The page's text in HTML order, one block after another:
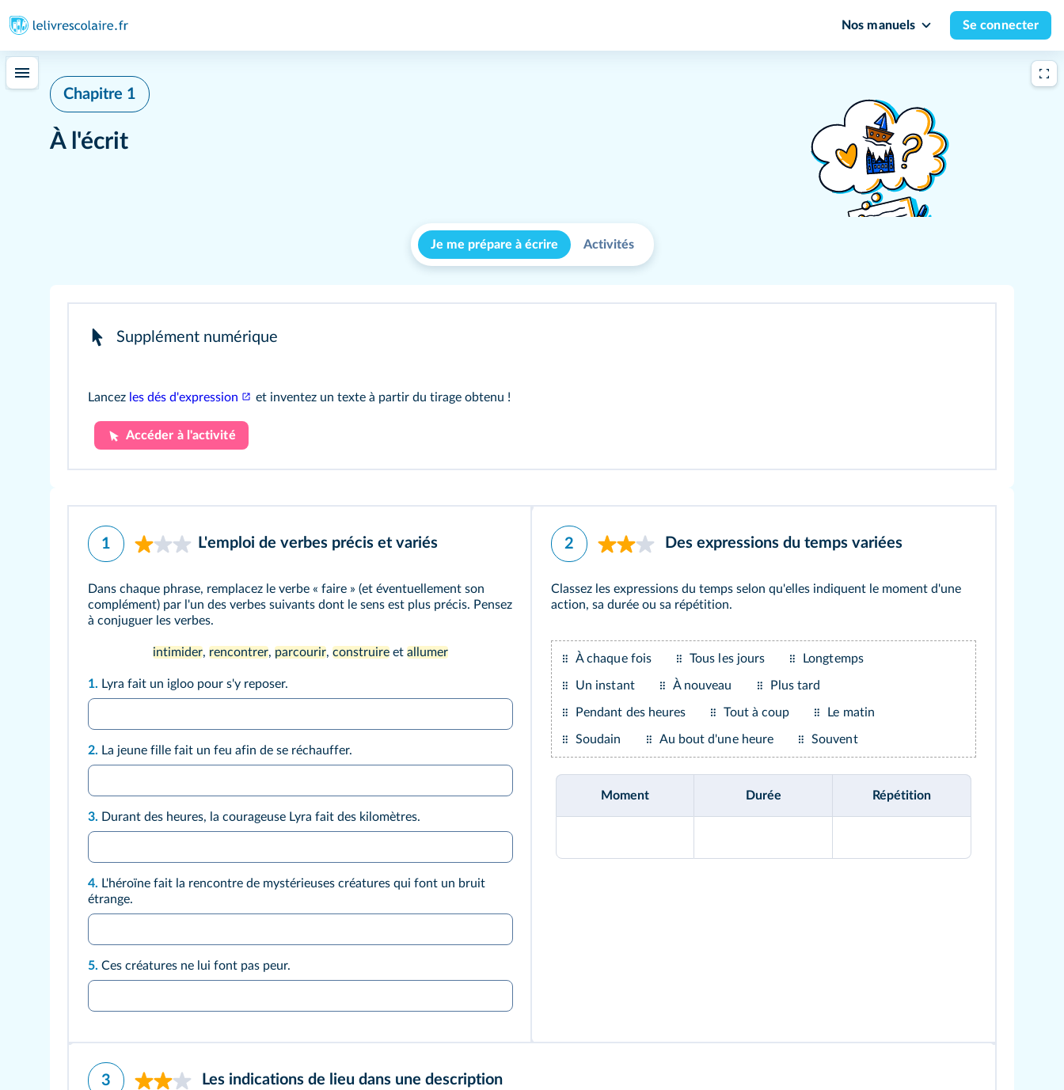
Nos manuels Se connecter
Chapitre 1
À l'écrit
Je me prépare à écrire Activités
Supplément numérique
Lancez les dés d'expression et inventez un texte à partir du tirage obtenu !
Accéder à l'activité
1 L'emploi de verbes précis et variés
Dans chaque phrase, remplacez le verbe « faire » (et éventuellement son
complément) par l'un des verbes suivants dont le sens est plus précis. Pensez
à conjuguer les verbes.
intimider, rencontrer, parcourir, construire et allumer
1. Lyra fait un igloo pour s'y reposer.
2. La jeune fille fait un feu afin de se réchauffer.
3. Durant des heures, la courageuse Lyra fait des kilomètres.
4. L'héroïne fait la rencontre de mystérieuses créatures qui font un bruit
étrange.
5. Ces créatures ne lui font pas peur.
2 Des expressions du temps variées
Classez les expressions du temps selon qu'elles indiquent le moment d'une
action, sa durée ou sa répétition.
À chaque fois Tous les jours Longtemps
Un instant À nouveau Plus tard
Pendant des heures Tout à coup Le matin
Soudain Au bout d'une heure Souvent
Moment Durée Répétition
3 Les indications de lieu dans une description